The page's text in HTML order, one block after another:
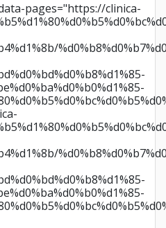
clinica-